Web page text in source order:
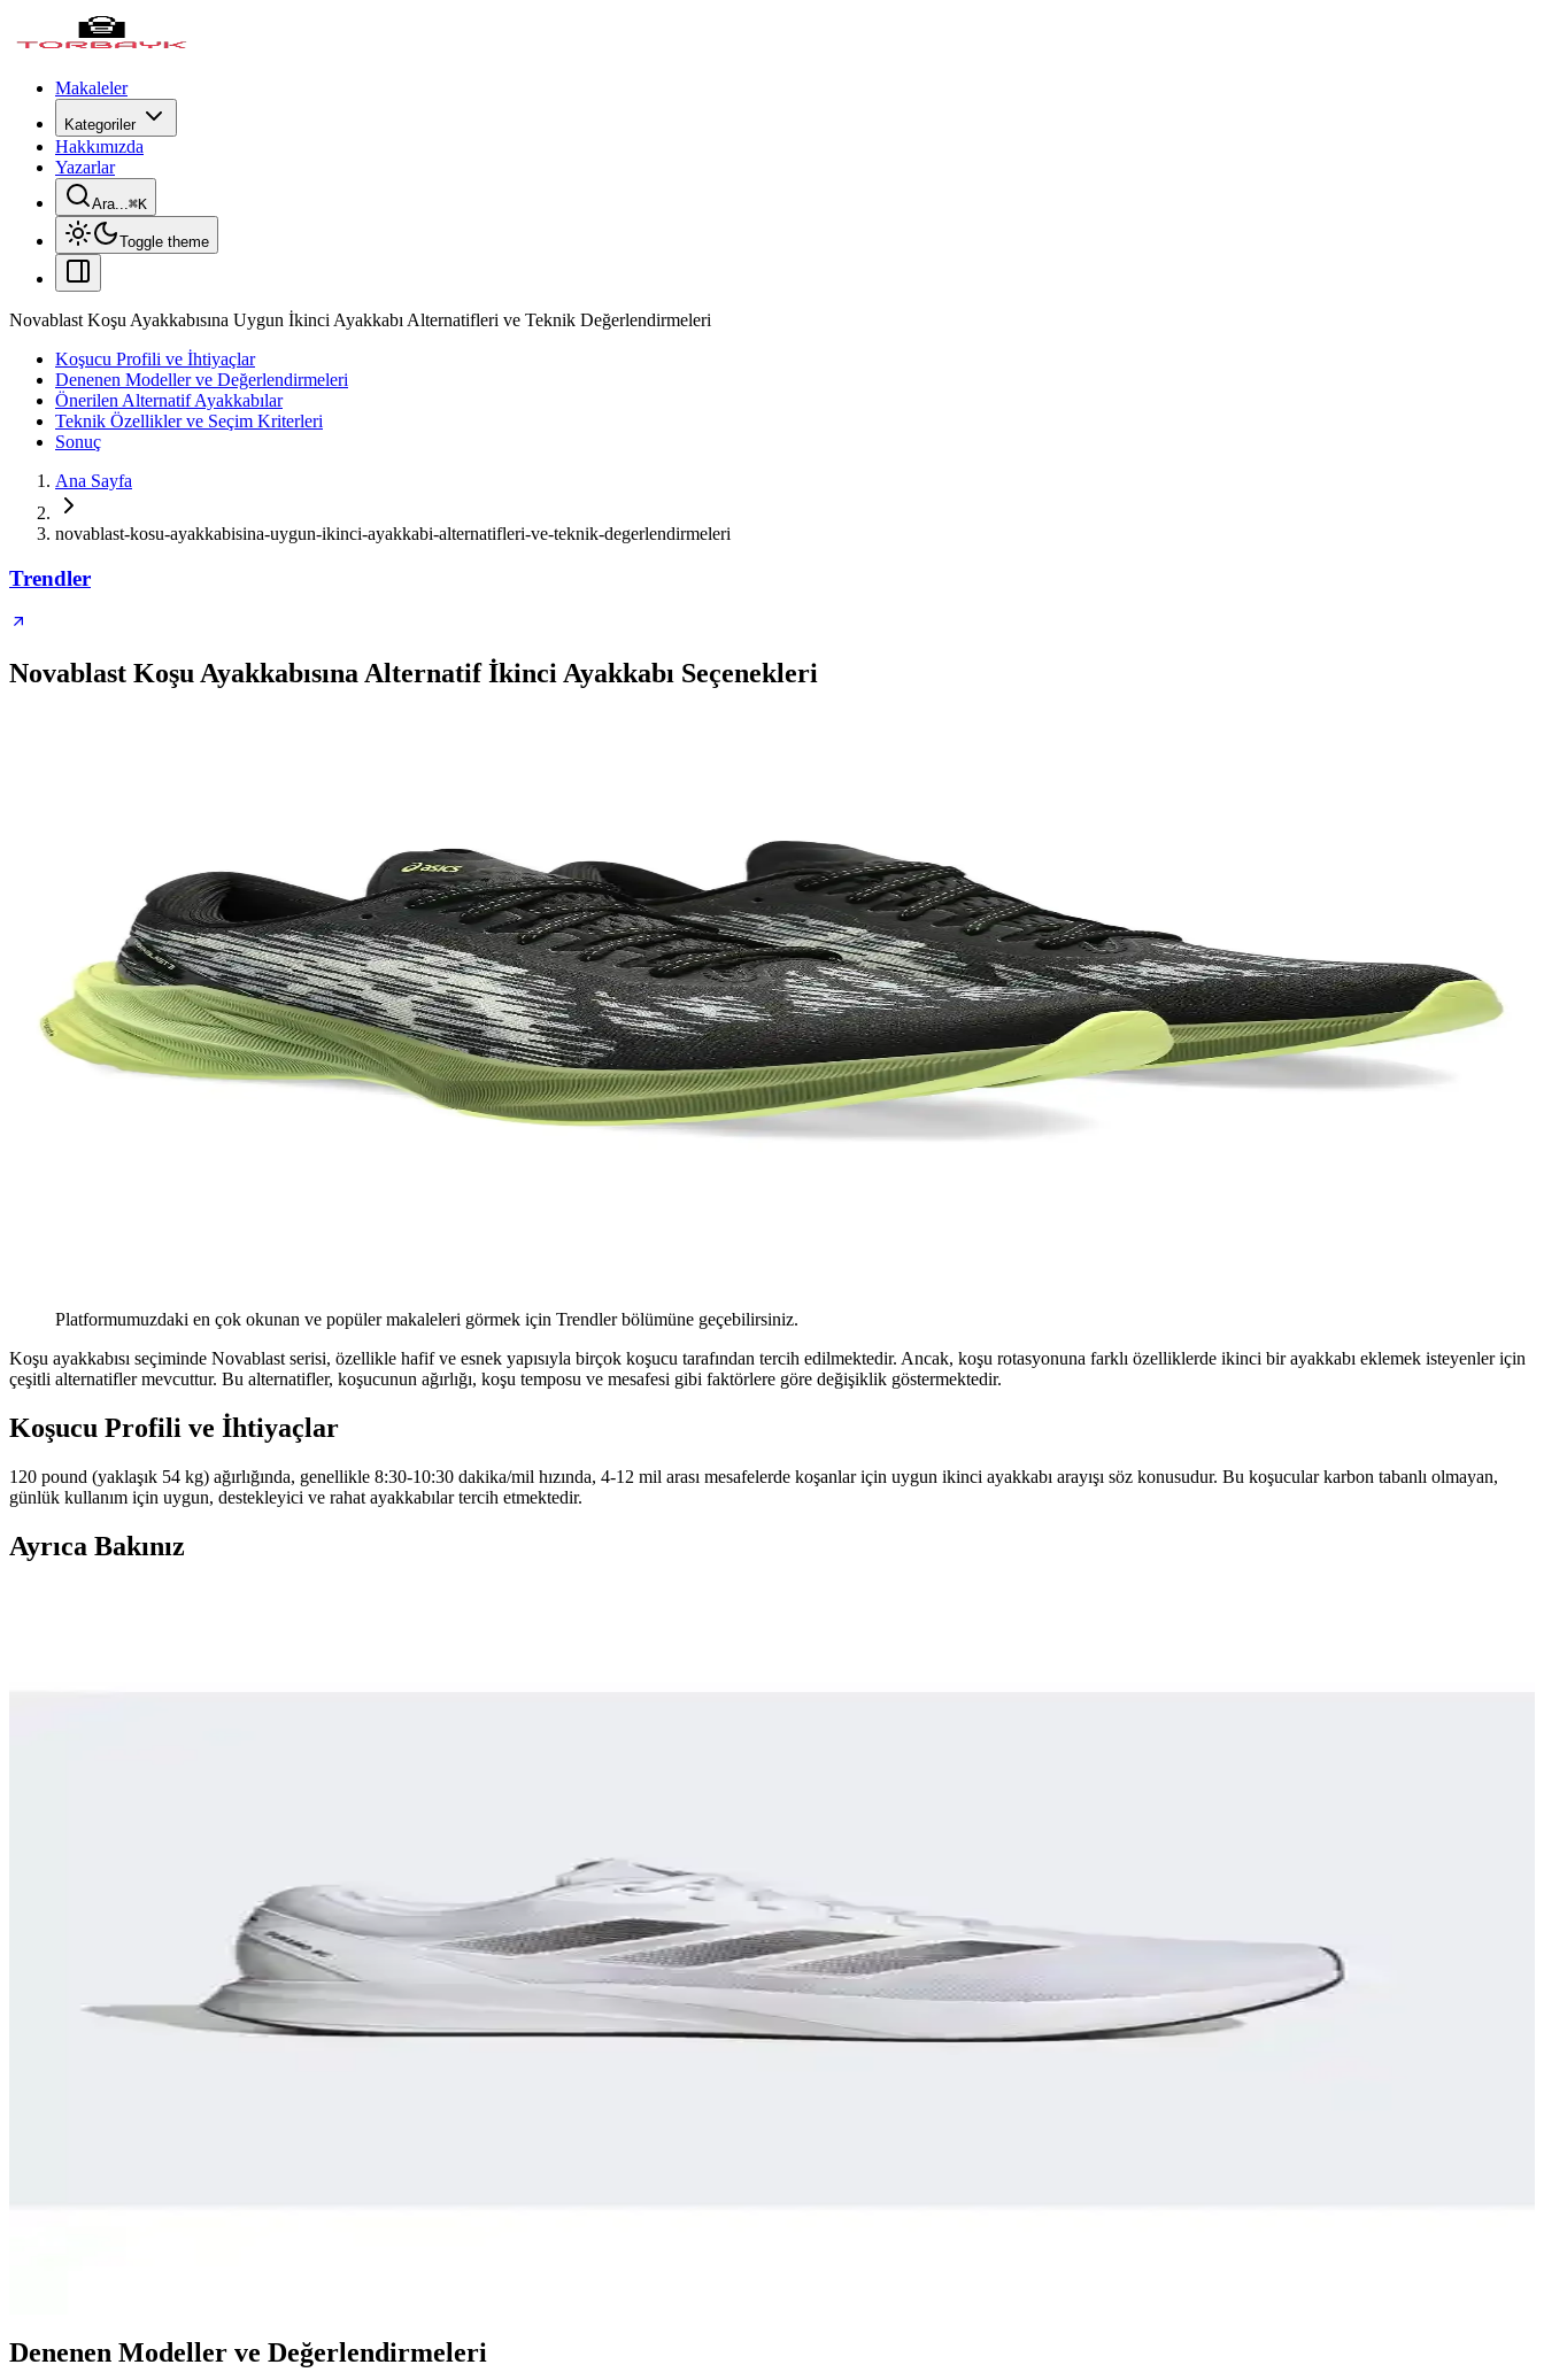
Makaleler
Kategoriler
Hakkımızda
Yazarlar
Ara...⌘K
Toggle theme
Novablast Koşu Ayakkabısına Uygun İkinci Ayakkabı Alternatifleri ve Teknik Değerlendirmeleri
Koşucu Profili ve İhtiyaçlar
Denenen Modeller ve Değerlendirmeleri
Önerilen Alternatif Ayakkabılar
Teknik Özellikler ve Seçim Kriterleri
Sonuç
Ana Sayfa
novablast-kosu-ayakkabisina-uygun-ikinci-ayakkabi-alternatifleri-ve-teknik-degerlendirmeleri
Trendler
Novablast Koşu Ayakkabısına Alternatif İkinci Ayakkabı Seçenekleri
Platformumuzdaki en çok okunan ve popüler makaleleri görmek için Trendler bölümüne geçebilirsiniz.
Koşu ayakkabısı seçiminde Novablast serisi, özellikle hafif ve esnek yapısıyla birçok koşucu tarafından tercih edilmektedir. Ancak, koşu rotasyonuna farklı özelliklerde ikinci bir ayakkabı eklemek isteyenler için
çeşitli alternatifler mevcuttur. Bu alternatifler, koşucunun ağırlığı, koşu temposu ve mesafesi gibi faktörlere göre değişiklik göstermektedir.
Koşucu Profili ve İhtiyaçlar
120 pound (yaklaşık 54 kg) ağırlığında, genellikle 8:30-10:30 dakika/mil hızında, 4-12 mil arası mesafelerde koşanlar için uygun ikinci ayakkabı arayışı söz konusudur. Bu koşucular karbon tabanlı olmayan,
günlük kullanım için uygun, destekleyici ve rahat ayakkabılar tercih etmektedir.
Ayrıca Bakınız
Spor Yaparken Doğru Ayakkabı Seçimi ile Performansınızı Artırın ve Sakatlanma Riskini Azaltın
Spor sırasında uygun ayakkabı seçimi, performansı artırır, sakatlanma riskini azaltır ve konfor sağlar. Spor türüne göre ayakkabı seçimi ve doğru malzeme kullanımı önemli detaylardır.
Nike React Miler Koşu ve Günlük Kullanım İçin Konfor ve Performans Sunan Ayakkabı
Nike React Miler, üstün yastıklama ve destek sağlayan teknolojisiyle koşu ve günlük kullanımda konforu artırır, performansı yükseltir ve ayak sağlığını korur.
Denenen Modeller ve Değerlendirmeleri